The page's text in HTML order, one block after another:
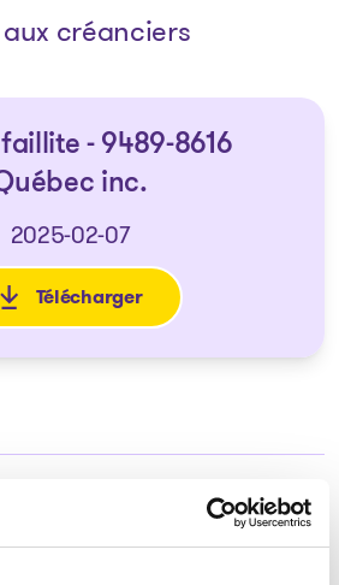
aux créanciers
- 9489-8616
inc.
2025-02-07
Télécharger
: Avis de faillite - 9489-8616